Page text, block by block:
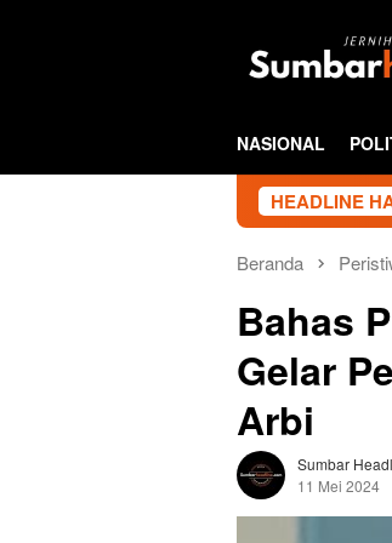
NASIONAL
HEADLINE
Beranda
Bahas
Gelar
Arbi
Sumbar
11 Mei 2024